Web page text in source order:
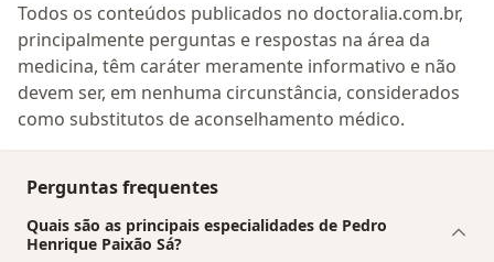
Todos os conteúdos publicados no doctoralia.com.br,
principalmente perguntas e respostas na área da
medicina, têm caráter meramente informativo e não
devem ser, em nenhuma circunstância, considerados
como substitutos de aconselhamento médico.
Perguntas frequentes
Quais são as principais especialidades de Pedro
Henrique Paixão Sá?